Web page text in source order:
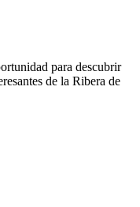
para descubrir
de la Ribera de